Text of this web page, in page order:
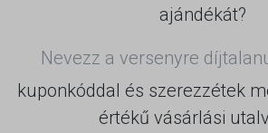
ajándékát?
Nevezz a versenyre
kuponkóddal és szerezzétek
értékű vásárlási